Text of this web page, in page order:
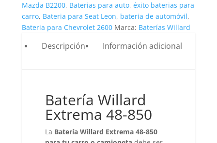
Mazda B2200, Baterias para auto, éxito baterias para
carro, Bateria para Seat Leon, bateria de automóvil,
Bateria para Chevrolet 2600 Marca: Baterías Willard
Descripción Información adicional
Batería Willard
Extrema 48-850
La Batería Willard Extrema 48-850